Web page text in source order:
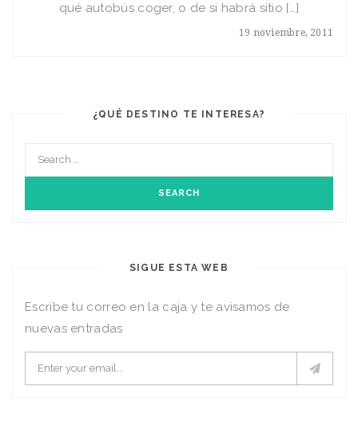
19 noviembre, 2011
qué autobús coger, o de si habrá sitio […]
¿QUÉ DESTINO TE INTERESA?
SIGUE ESTA WEB
Escribe tu correo en la caja y te avisamos de
nuevas entradas